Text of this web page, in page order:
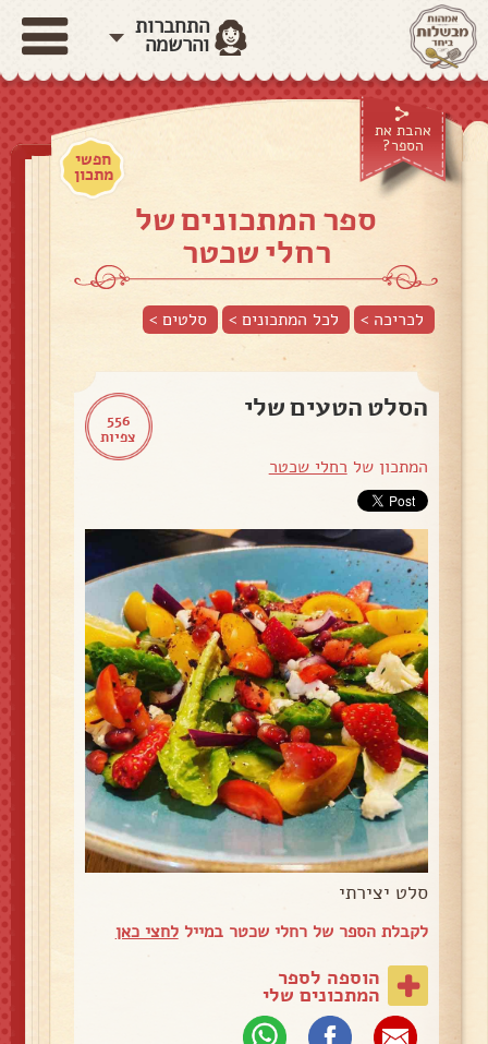
התחברות
והרשמה
אהבת את
הספר?
חפשי
מתכון
ספר המתכונים של
רחלי שכטר
לכריכה > לכל המתכונים > סלטים>
556
צפיות
הסלט הטעים שלי
המתכון של רחלי שכטר
סלט יצירתי
לקבלת הספר של רחלי שכטר במייללחצי כאן
הוספה לספר
המתכונים שלי